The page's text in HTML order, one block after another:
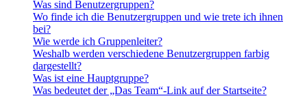
Was sind Benutzergruppen?
Wo finde ich die Benutzergruppen und wie trete ich ihnen
bei?
Wie werde ich Gruppenleiter?
Weshalb werden verschiedene Benutzergruppen farbig
dargestellt?
Was ist eine Hauptgruppe?
Was bedeutet der „Das Team“-Link auf der Startseite?